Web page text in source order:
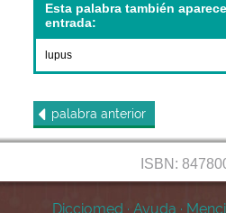
Esta palabra también
entrada:
lupus
palabra anterior
ISBN:
Dicciomed · Ayuda ·